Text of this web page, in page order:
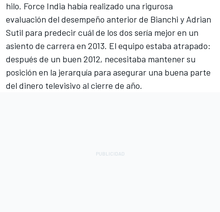
hilo. Force India había realizado una rigurosa
evaluación del desempeño anterior de Bianchi y Adrian
Sutil para predecir cuál de los dos sería mejor en un
asiento de carrera en 2013. El equipo estaba atrapado:
después de un buen 2012, necesitaba mantener su
posición en la jerarquía para asegurar una buena parte
del dinero televisivo al cierre de año.